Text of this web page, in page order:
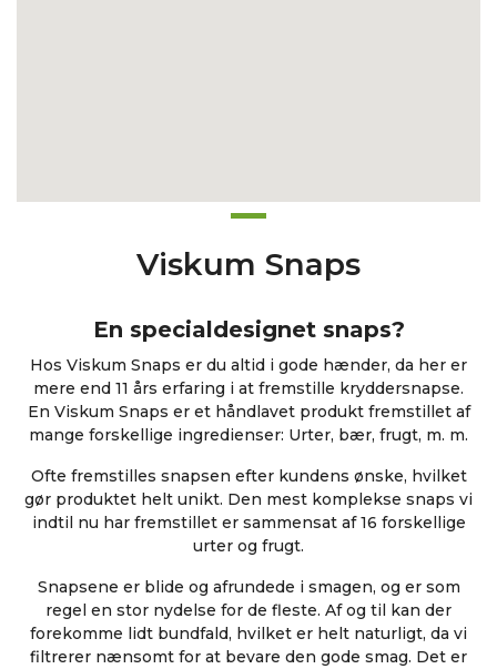
Viskum Snaps
En specialdesignet snaps?
Hos Viskum Snaps er du altid i gode hænder, da her er
mere end 11 års erfaring i at fremstille kryddersnapse.
En Viskum Snaps er et håndlavet produkt fremstillet af
mange forskellige ingredienser: Urter, bær, frugt, m. m.
Ofte fremstilles snapsen efter kundens ønske, hvilket
gør produktet helt unikt. Den mest komplekse snaps vi
indtil nu har fremstillet er sammensat af 16 forskellige
urter og frugt.
Snapsene er blide og afrundede i smagen, og er som
regel en stor nydelse for de fleste. Af og til kan der
forekomme lidt bundfald, hvilket er helt naturligt, da vi
filtrerer nænsomt for at bevare den gode smag. Det er